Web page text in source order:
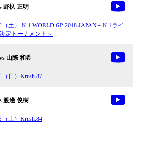
野杁 正明
（土） K-1 WORLD GP 2018 JAPAN～K-1ライ
定トーナメント～
vs 山際 和希
（日）Krush.87
渡邊 俊樹
（土）Krush.84